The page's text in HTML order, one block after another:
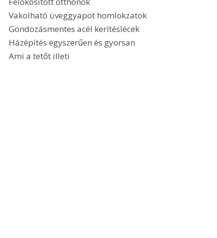
Vakolható üveggyapot homlokzatok
Gondozásmentes acél kerítéslécek
Házépítés egyszerűen és gyorsan
Ami a tetőt illeti